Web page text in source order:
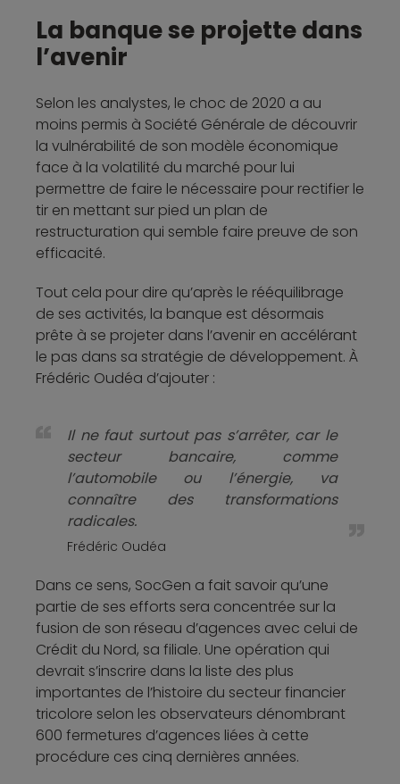
La banque se projette dans
l’avenir
Selon les analystes, le choc de 2020 a au
moins permis à Société Générale de découvrir
la vulnérabilité de son modèle économique
face à la volatilité du marché pour lui
permettre de faire le nécessaire pour rectifier le
tir en mettant sur pied un plan de
restructuration qui semble faire preuve de son
efficacité.
Tout cela pour dire qu’après le rééquilibrage
de ses activités, la banque est désormais
prête à se projeter dans l’avenir en accélérant
le pas dans sa stratégie de développement. À
Frédéric Oudéa d’ajouter :
Il ne faut surtout pas s’arrêter, car le
secteur bancaire, comme
l’automobile ou l’énergie, va
connaître des transformations
radicales.
Frédéric Oudéa
Dans ce sens, SocGen a fait savoir qu’une
partie de ses efforts sera concentrée sur la
fusion de son réseau d’agences avec celui de
Crédit du Nord, sa filiale. Une opération qui
devrait s’inscrire dans la liste des plus
importantes de l’histoire du secteur financier
tricolore selon les observateurs dénombrant
600 fermetures d’agences liées à cette
procédure ces cinq dernières années.